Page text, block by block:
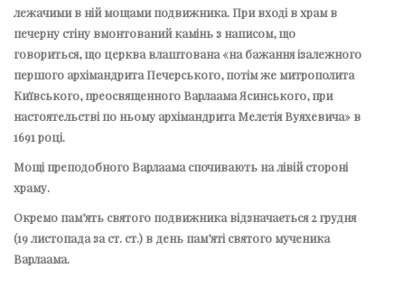
лежачими в ній мощами подвижника. При вході в храм в
печерну стіну вмонтований камінь з написом, що
говориться, що церква влаштована «на бажання ізалежного
першого архімандрита Печерського, потім же митрополита
Київського, преосвященного Варлаама Ясинського, при
настоятельстві по ньому архімандрита Мелетія Вуяхевича» в
1691 році.
Мощі преподобного Варлаама спочивають на лівій стороні
храму.
Окремо пам’ять святого подвижника відзначається 2 грудня
(19 листопада за ст. ст.) в день пам’яті святого мученика
Варлаама.